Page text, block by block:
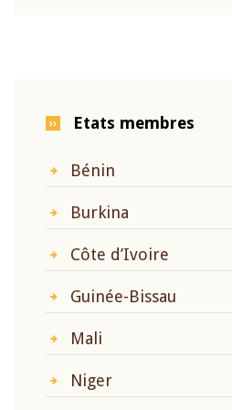
Etats membres
Bénin
Burkina
Côte d’Ivoire
Guinée-Bissau
Mali
Niger